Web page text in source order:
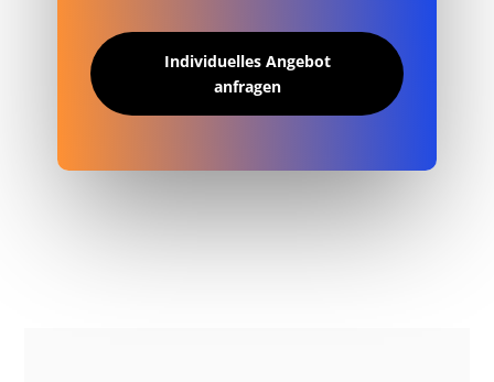
Individuelles Angebot
anfragen